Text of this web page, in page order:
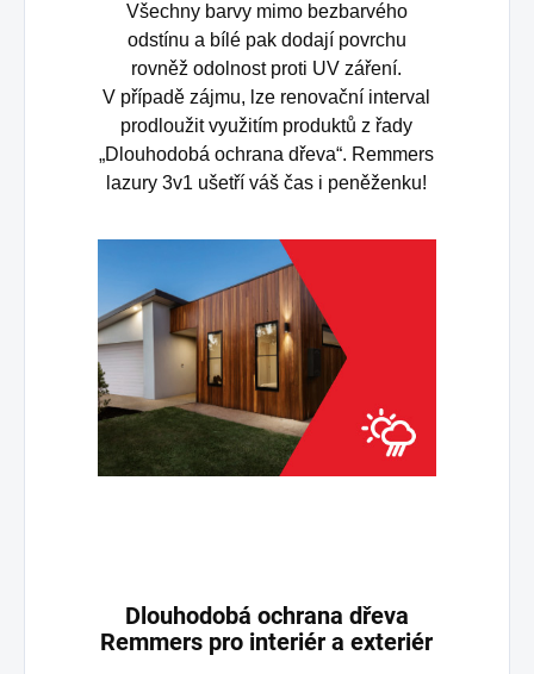
Všechny barvy mimo bezbarvého
odstínu a bílé pak dodají povrchu
rovněž odolnost proti UV záření.
V případě zájmu, lze renovační interval
prodloužit využitím produktů z řady
„Dlouhodobá ochrana dřeva“. Remmers
lazury 3v1 ušetří váš čas i peněženku!
Dlouhodobá ochrana dřeva
Remmers pro interiér a exteriér